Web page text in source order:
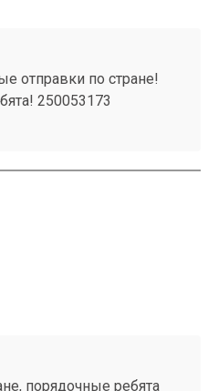
отправки по стране!
250053173
порядочные ребята